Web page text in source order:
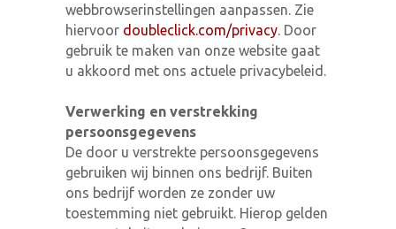
webbrowserinstellingen aanpassen. Zie
hiervoor doubleclick.com/privacy. Door
gebruik te maken van onze website gaat
u akkoord met ons actuele privacybeleid.
Verwerking en verstrekking
persoonsgegevens
De door u verstrekte persoonsgegevens
gebruiken wij binnen ons bedrijf. Buiten
ons bedrijf worden ze zonder uw
toestemming niet gebruikt. Hierop gelden